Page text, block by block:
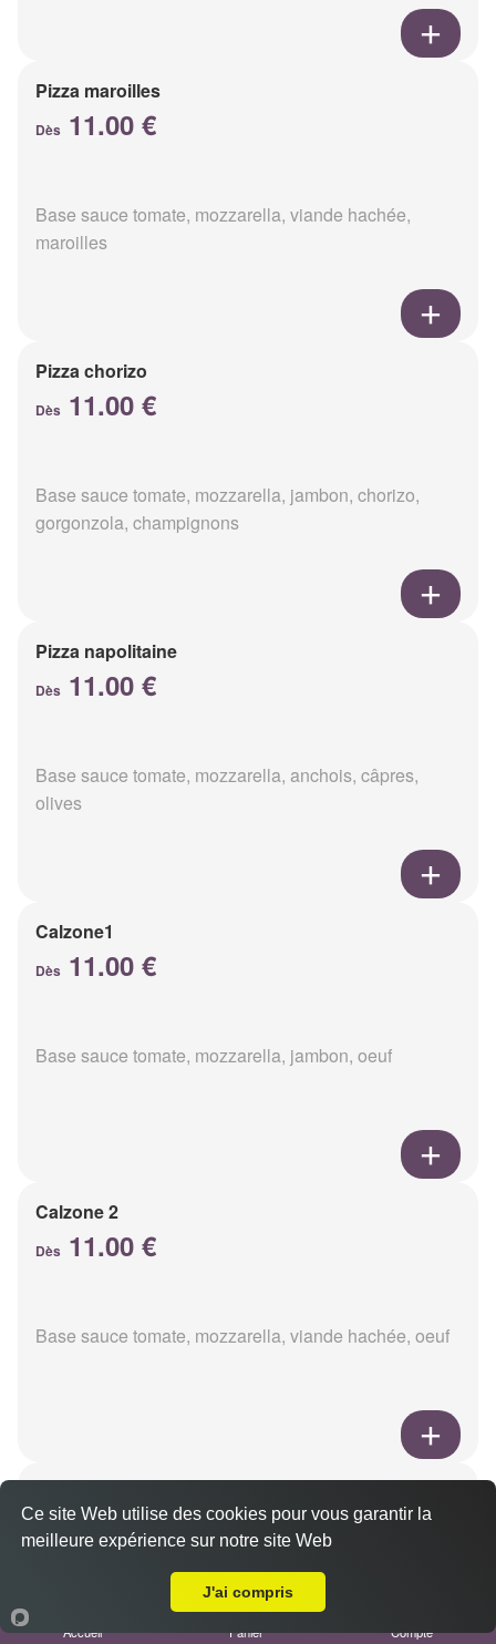
Pizza maroilles
Dès 11.00 €
Base sauce tomate, mozzarella, viande hachée,
maroilles
Pizza chorizo
Dès 11.00 €
Base sauce tomate, mozzarella, jambon, chorizo,
gorgonzola, champignons
Pizza napolitaine
Dès 11.00 €
Base sauce tomate, mozzarella, anchois, câpres,
olives
Calzone1
Dès 11.00 €
Base sauce tomate, mozzarella, jambon, oeuf
Calzone 2
Dès 11.00 €
Base sauce tomate, mozzarella, viande hachée, oeuf
Dès 11.00 €
Base sauce tomate, mozzarella, oeuf, poulet,
Accueil Panier Compte
Ce site Web utilise des cookies pour vous garantir la
meilleure expérience sur notre site Web
J'ai compris